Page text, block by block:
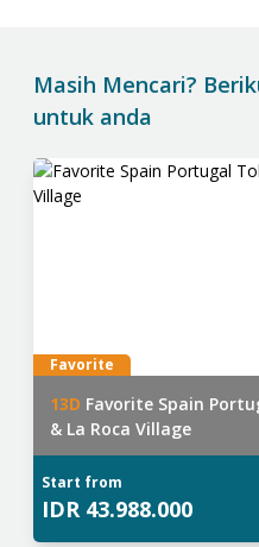
Masih Mencari?
untuk anda
Favorite
13D Favorite Spain
& La Roca Village
Start from
IDR 43.988.000